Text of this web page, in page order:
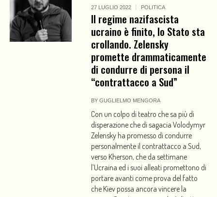
27 LUGLIO 2022 POLITICA
Il regime nazifascista
ucraino è finito, lo Stato sta
crollando. Zelensky
promette drammaticamente
di condurre di persona il
“contrattacco a Sud”
BYGUGLIELMO MENGORA
Con un colpo di teatro che sa più di
disperazione che di sagacia Volodymyr
Zelensky ha promesso di condurre
personalmente il contrattacco a Sud,
verso Kherson, che da settimane
l’Ucraina ed i suoi alleati promettono di
portare avanti come prova del fatto
che Kiev possa ancora vincere la